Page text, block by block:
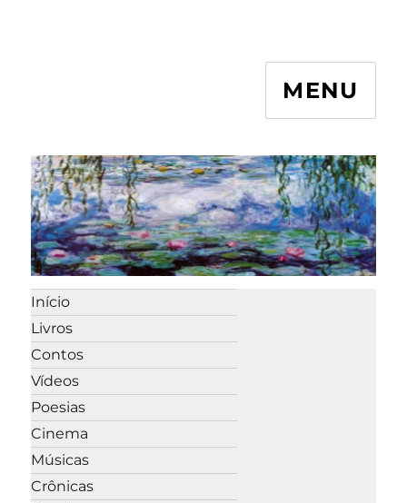
MENU
Início
Livros
Contos
Vídeos
Poesias
Cinema
Músicas
Crônicas